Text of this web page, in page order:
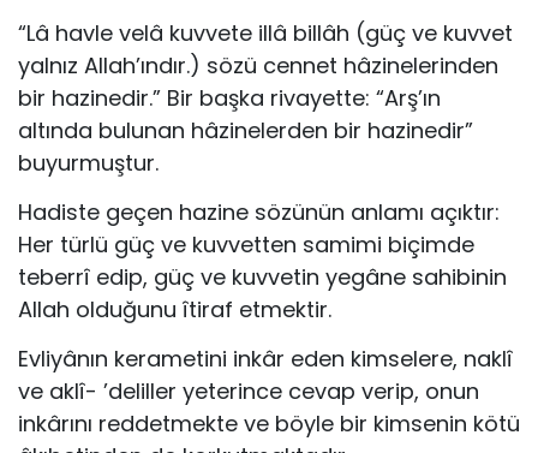
“Lâ havle velâ kuvvete illâ billâh (güç ve kuvvet
yalnız Allah’ındır.) sözü cennet hâzinelerinden
bir ha­zinedir.” Bir başka rivayette: “Arş’ın
altında bulunan hâzine­lerden bir hazinedir”
buyurmuştur.
Hadiste geçen hazine sözünün anlamı açıktır:
Her türlü güç ve kuvvetten samimi biçimde
teberrî edip, güç ve kuvve­tin yegâne sahibinin
Allah olduğunu îtiraf etmektir.
Evliyânın kerametini inkâr eden kimselere, naklî
ve aklî- ’deliller yeterince cevap verip, onun
inkârını reddetmekte ve böyle bir kimsenin kötü